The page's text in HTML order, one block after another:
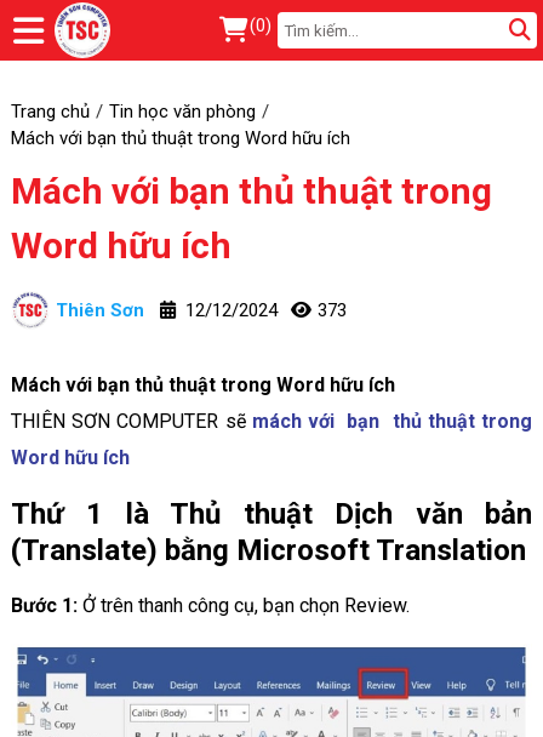
(0)
Trang chủ
Tin học văn phòng
Mách với bạn thủ thuật trong Word hữu ích
Mách với bạn thủ thuật trong
Word hữu ích
Thiên Sơn 12/12/2024 373
Mách với bạn thủ thuật trong Word hữu ích
THIÊN SƠN COMPUTER sẽ mách với bạn thủ thuật trong
Word hữu ích
Thứ 1 là Thủ thuật Dịch văn bản
(Translate) bằng Microsoft Translation
Bước 1:Ở trên thanh công cụ, bạn chọn Review.